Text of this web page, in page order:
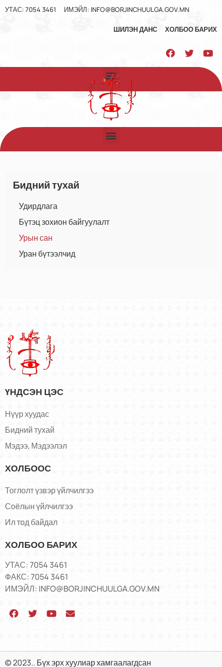
УТАС: 7054 3461 ИМЭЙЛ: INFO@BORJINCHUULGA.GOV.MN
ШИЛЭН ДАНС ХОЛБОО БАРИХ
Бидний тухай
Удирдлага
Бүтэц зохион байгуулалт
Урын сан
Уран бүтээлчид
ҮНДСЭН ЦЭС
Нүүр хуудас
Бидний тухай
Мэдээ, Мэдээлэл
ХОЛБООС
Тоглолт үзвэр үйлчилгээ
Соёлын үйлчилгээ
Ил тод байдал
ХОЛБОО БАРИХ
УТАС: 7054 3461
ФАКС: 7054 3461
ИМЭЙЛ: INFO@BORJINCHUULGA.GOV.MN
© 2023.. Бүх эрх хуулиар хамгаалагдсан